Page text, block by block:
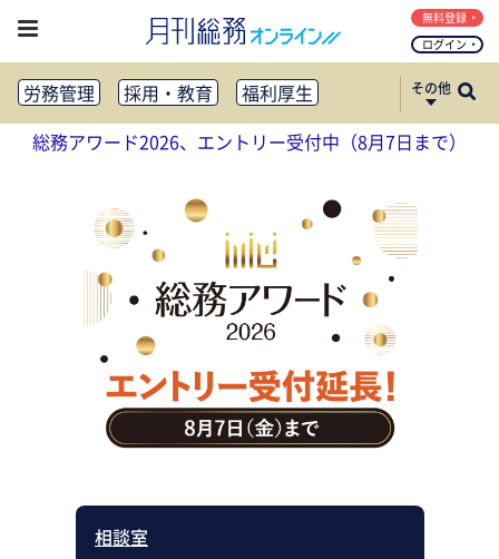
ログイン
無料登録
労務管理 採用・教育
福利厚生
健康経営
働き方改革
法務・コンプライアンス
リスクマネジメント・BCP
社外・社内広報
社外・社内コミュニケーション活性化
FM・オフィス移転
CSR・SDGs
テクノロジー活用・DX
助成金・補助金・コスト削減
アウトソーシング・BPO
調査・レポート
その他
総務アワード2026、エントリー受付中（8月7日まで）
相談室